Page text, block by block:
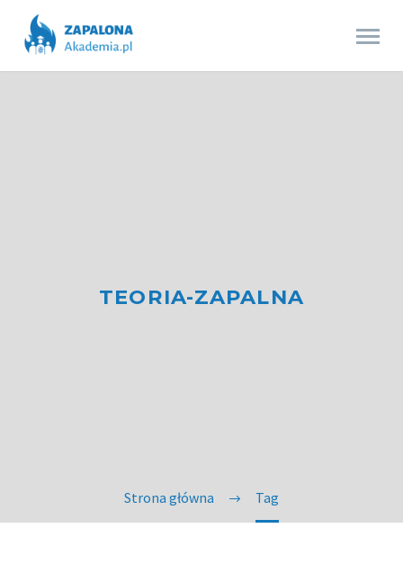
TEORIA-ZAPALNA
Strona główna Tag